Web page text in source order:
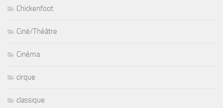
Chickenfoot
Ciné/Théâtre
Cinéma
cirque
classique